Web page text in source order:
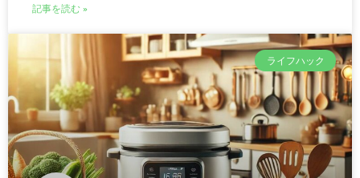
記事を読む »
ライフハック